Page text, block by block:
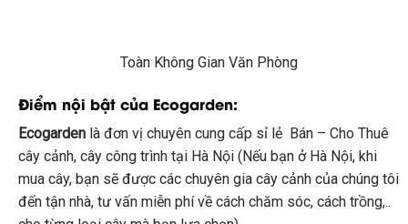
Toàn Không Gian Văn Phòng
Điểm nội bật của Ecogarden:
Ecogarden là đơn vị chuyên cung cấp sỉ lẻ Bán – Cho Thuê
cây cảnh, cây công trình tại Hà Nội (Nếu bạn ở Hà Nội, khi
mua cây, bạn sẽ được các chuyên gia cây cảnh của chúng tôi
đến tận nhà, tư vấn miễn phí về cách chăm sóc, cách trồng,..